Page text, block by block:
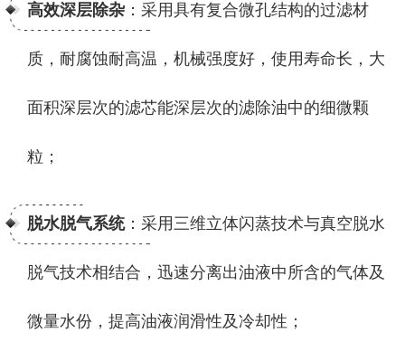
高效深层除杂：采用具有复合微孔结构的过滤材
质，耐腐蚀耐高温，机械强度好，使用寿命长，大
面积深层次的滤芯能深层次的滤除油中的细微颗
粒；
脱水脱气系统：采用三维立体闪蒸技术与真空脱水
脱气技术相结合，迅速分离出油液中所含的气体及
微量水份，提高油液润滑性及冷却性；